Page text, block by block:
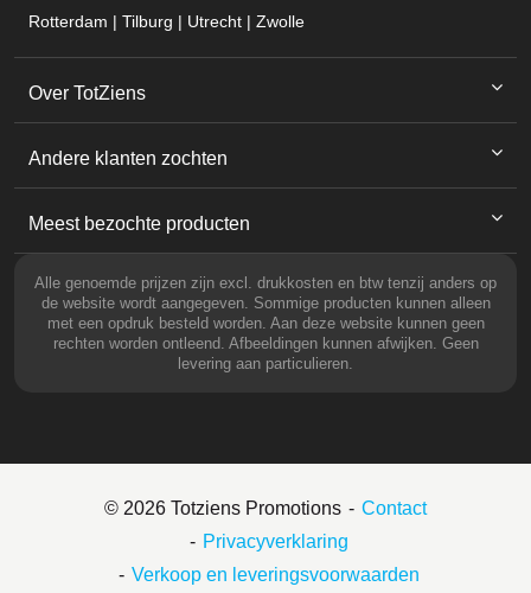
Rotterdam | Tilburg | Utrecht | Zwolle
Over TotZiens
Andere klanten zochten
Meest bezochte producten
Alle genoemde prijzen zijn excl. drukkosten en btw tenzij anders op
de website wordt aangegeven. Sommige producten kunnen alleen
met een opdruk besteld worden. Aan deze website kunnen geen
rechten worden ontleend. Afbeeldingen kunnen afwijken. Geen
levering aan particulieren.
© 2026 Totziens Promotions
Contact
Privacyverklaring
Verkoop en leveringsvoorwaarden